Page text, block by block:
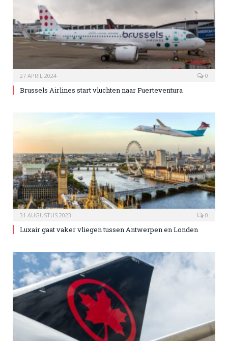
27 APRIL 2024 0
Brussels Airlines start vluchten naar Fuerteventura
31 AUGUSTUS 2023 0
Luxair gaat vaker vliegen tussen Antwerpen en Londen